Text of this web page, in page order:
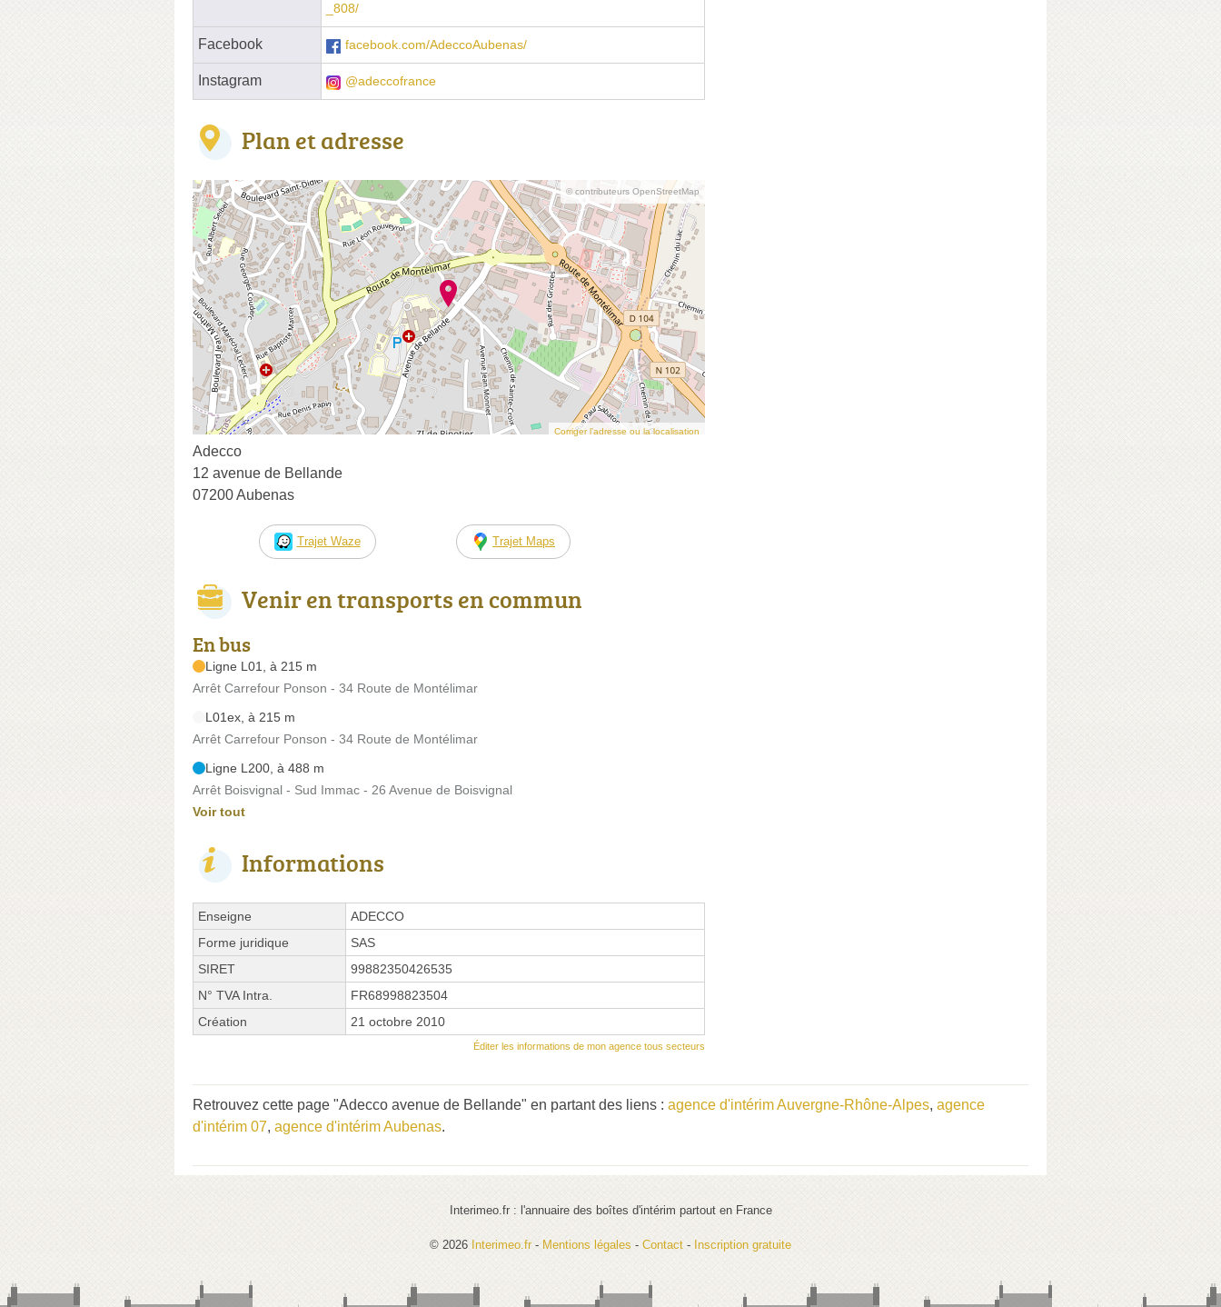
_808/
Facebook facebook.com/AdeccoAubenas/
Instagram @adeccofrance
Plan et adresse
© contributeurs OpenStreetMap
Corriger l’adresse ou la localisation
Adecco
12 avenue de Bellande
07200 Aubenas
Trajet Waze Trajet Maps
Venir en transports en commun
En bus
Ligne L01, à 215 m
Arrêt Carrefour Ponson - 34 Route de Montélimar
L01ex, à 215 m
Arrêt Carrefour Ponson - 34 Route de Montélimar
Ligne L200, à 488 m
Arrêt Boisvignal - Sud Immac - 26 Avenue de Boisvignal
Voir tout
Informations
Enseigne
ADECCO
Forme juridique
SAS
SIRET
99882350426535
N° TVA Intra.
FR68998823504
Création
21 octobre 2010
Éditer les informations de mon agence tous secteurs
Retrouvez cette page "Adecco avenue de Bellande" en partant des liens : agence d'intérim Auvergne-Rhône-Alpes, agence
d'intérim 07, agence d'intérim Aubenas.
Interimeo.fr : l'annuaire des boîtes d'intérim partout en France
© 2026 Interimeo.fr - Mentions légales - Contact - Inscription gratuite